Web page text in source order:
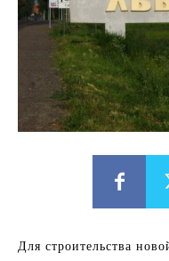
Для строительства